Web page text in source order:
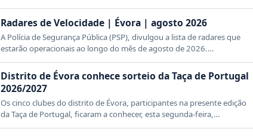
Radares de Velocidade | Évora | agosto 2026
A Polícia de Segurança Pública (PSP), divulgou a lista de radares que
estarão operacionais ao longo do mês de agosto de 2026.…
Distrito de Évora conhece sorteio da Taça de Portugal
2026/2027
Os cinco clubes do distrito de Évora, participantes na presente edição
da Taça de Portugal, ficaram a conhecer, esta segunda-feira,…